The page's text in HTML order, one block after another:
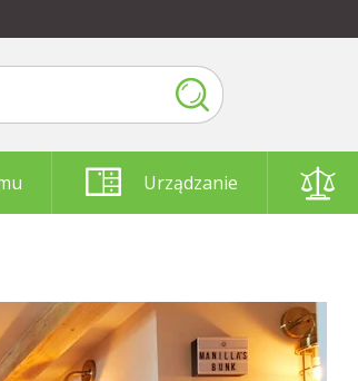
Urządzanie